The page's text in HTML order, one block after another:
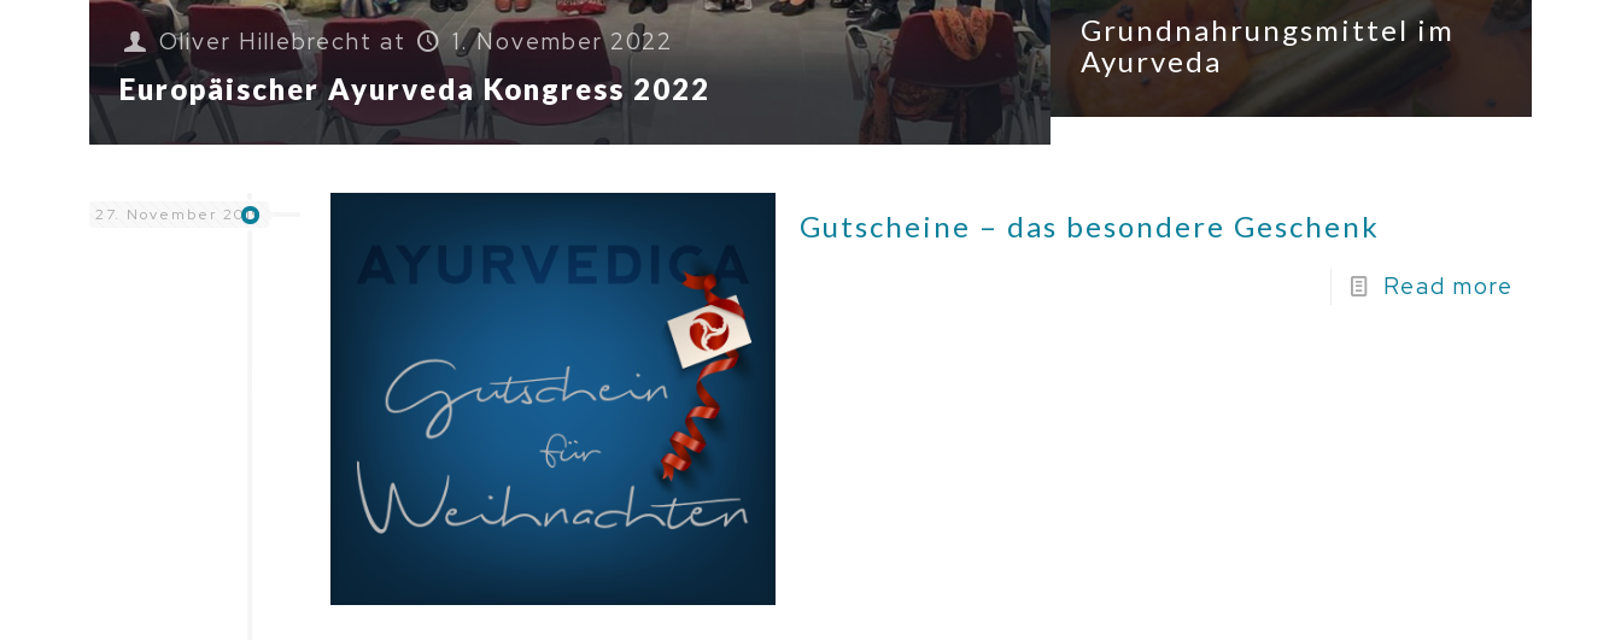
Oliver Hillebrecht at 1. November 2022
Europäischer Ayurveda Kongress 2022
Grundnahrungsmittel im
Ayurveda
27. November 2019 Gutscheine – das besondere Geschenk
Read more